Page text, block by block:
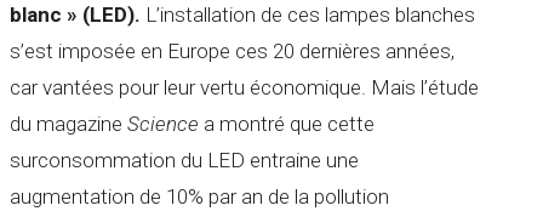
blanc » (LED). L’installation de ces lampes blanches
s’est imposée en Europe ces 20 dernières années,
car vantées pour leur vertu économique. Mais l’étude
du magazine Science a montré que cette
surconsommation du LED entraine une
augmentation de 10% par an de la pollution